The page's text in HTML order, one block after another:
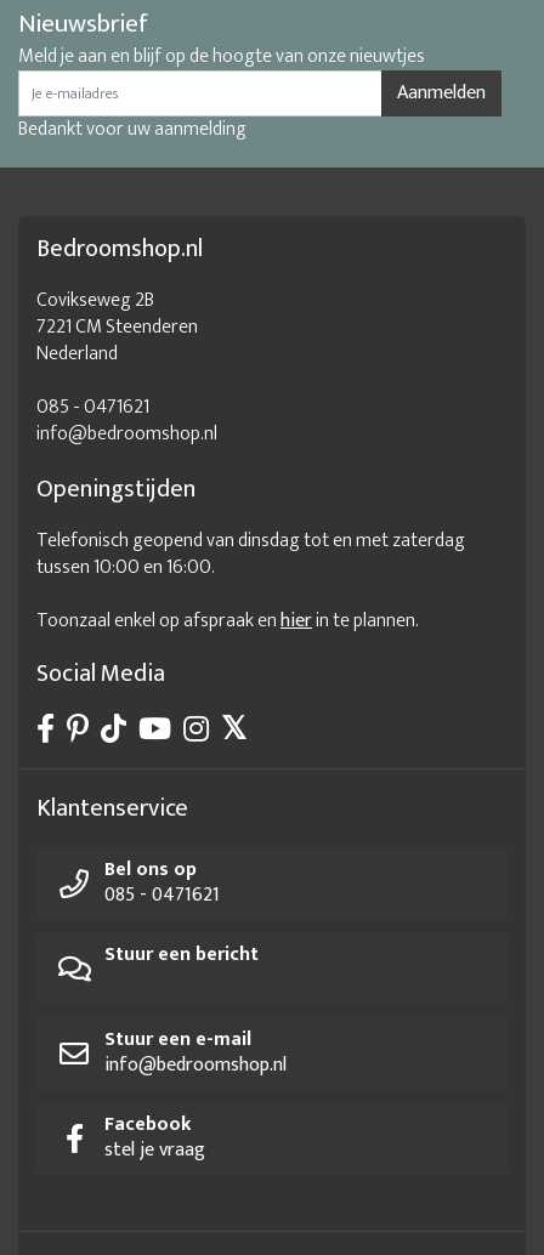
Nieuwsbrief
Meld je aan en blijf op de hoogte van onze nieuwtjes
Aanmelden
Bedankt voor uw aanmelding
Bedroomshop.nl
Covikseweg 2B
7221 CM Steenderen
Nederland
085 - 0471621
info@bedroomshop.nl
Openingstijden
Telefonisch geopend van dinsdag tot en met zaterdag
tussen 10:00 en 16:00.
Toonzaal enkel op afspraak enhierin te plannen.
Social Media
Klantenservice
Bel ons op
085 - 0471621
Stuur een bericht
Stuur een e-mail
info@bedroomshop.nl
Facebook
stel je vraag